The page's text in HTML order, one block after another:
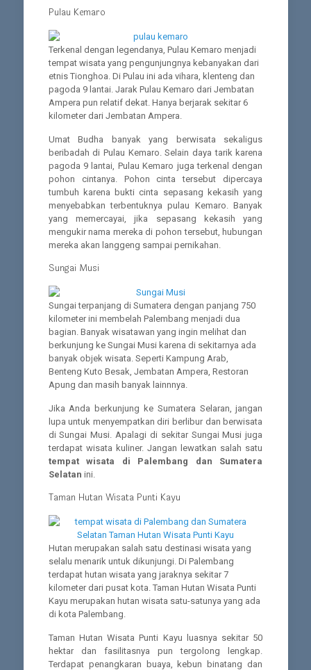
Pulau Kemaro
Terkenal dengan legendanya, Pulau Kemaro menjadi
tempat wisata yang pengunjungnya kebanyakan dari
etnis Tionghoa. Di Pulau ini ada vihara, klenteng dan
pagoda 9 lantai. Jarak Pulau Kemaro dari Jembatan
Ampera pun relatif dekat. Hanya berjarak sekitar 6
kilometer dari Jembatan Ampera.
Umat Budha banyak yang berwisata sekaligus
beribadah di Pulau Kemaro. Selain daya tarik karena
pagoda 9 lantai, Pulau Kemaro juga terkenal dengan
pohon cintanya. Pohon cinta tersebut dipercaya
tumbuh karena bukti cinta sepasang kekasih yang
menyebabkan terbentuknya pulau Kemaro. Banyak
yang memercayai, jika sepasang kekasih yang
mengukir nama mereka di pohon tersebut, hubungan
mereka akan langgeng sampai pernikahan.
Sungai Musi
Sungai terpanjang di Sumatera dengan panjang 750
kilometer ini membelah Palembang menjadi dua
bagian. Banyak wisatawan yang ingin melihat dan
berkunjung ke Sungai Musi karena di sekitarnya ada
banyak objek wisata. Seperti Kampung Arab,
Benteng Kuto Besak, Jembatan Ampera, Restoran
Apung dan masih banyak lainnnya.
Jika Anda berkunjung ke Sumatera Selaran, jangan
lupa untuk menyempatkan diri berlibur dan berwisata
di Sungai Musi. Apalagi di sekitar Sungai Musi juga
terdapat wisata kuliner. Jangan lewatkan salah satu
tempat wisata di Palembang dan Sumatera
Selatan ini.
Taman Hutan Wisata Punti Kayu
Hutan merupakan salah satu destinasi wisata yang
selalu menarik untuk dikunjungi. Di Palembang
terdapat hutan wisata yang jaraknya sekitar 7
kilometer dari pusat kota. Taman Hutan Wisata Punti
Kayu merupakan hutan wisata satu-satunya yang ada
di kota Palembang.
Taman Hutan Wisata Punti Kayu luasnya sekitar 50
hektar dan fasilitasnya pun tergolong lengkap.
Terdapat penangkaran buaya, kebun binatang dan